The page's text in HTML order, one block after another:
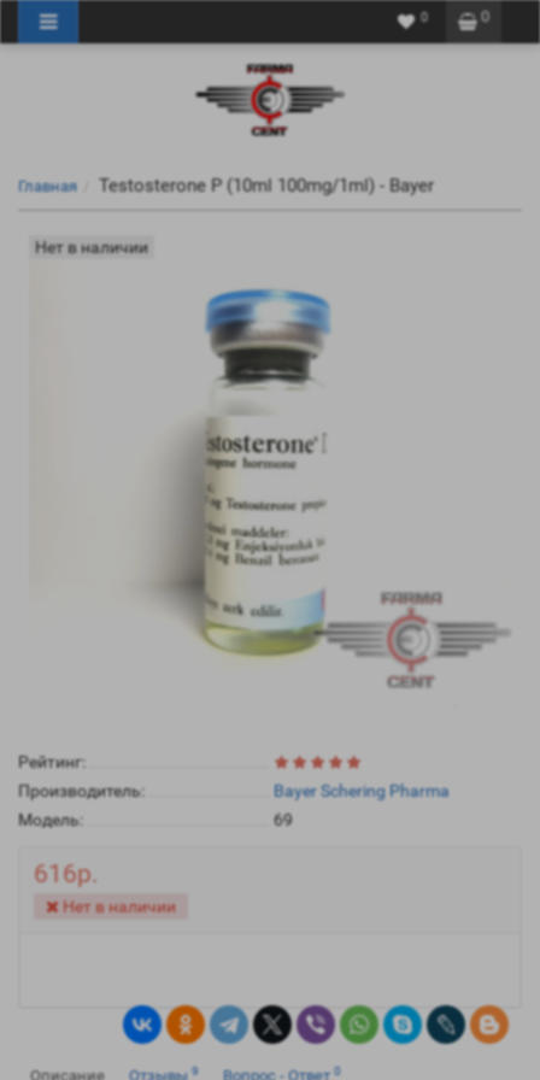
0
0
Главная Testosterone P (10ml 100mg/1ml) - Bayer
Нет в наличии
Рейтинг:
Производитель:
Bayer Schering Pharma
Модель:
69
616р.
Нет в наличии
Описание Отзывы 9 Вопрос - Ответ 0